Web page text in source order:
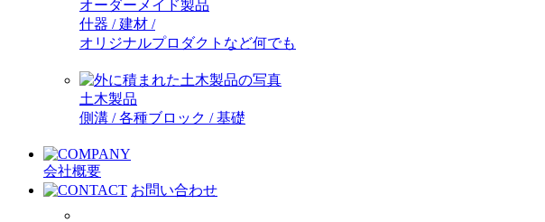
オーダーメイド製品
什器 / 建材 /
オリジナルプロダクトなど何でも
土木製品
側溝 / 各種ブロック / 基礎
会社概要
お問い合わせ